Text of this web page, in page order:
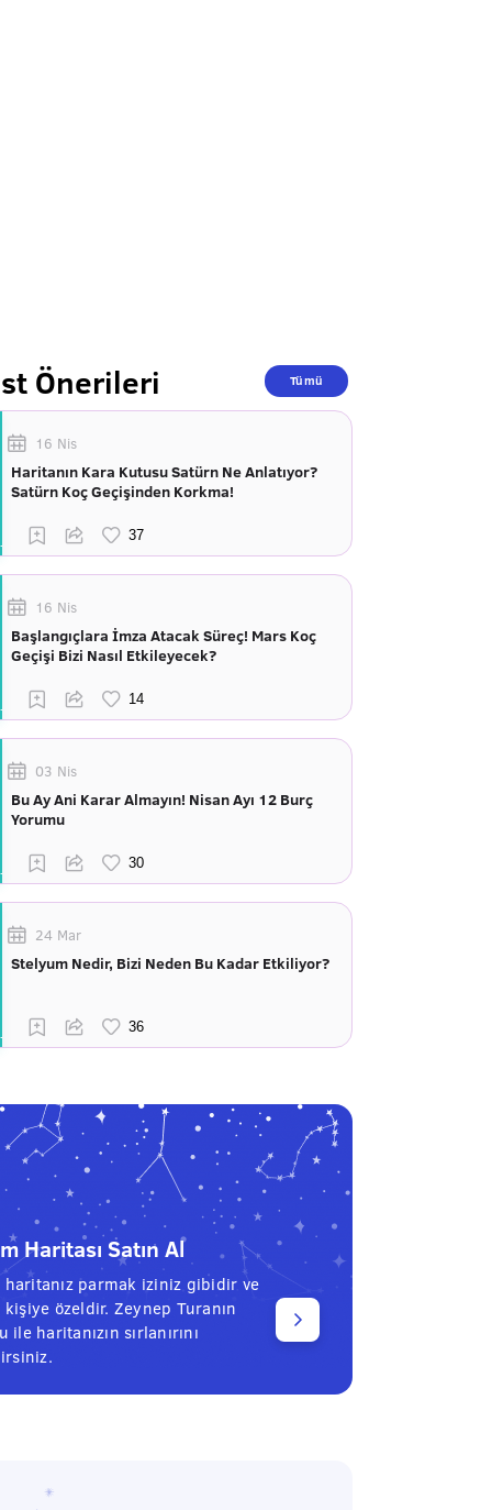
Önerileri Tümü
16 Nis
Haritanın Kara Kutusu Satürn Ne Anlatıyor?
Satürn Koç Geçişinden Korkma!
16 Nis
Başlangıçlara İmza Atacak Süreç! Mars Koç
Geçişi Bizi Nasıl Etkileyecek?
03 Nis
Bu Ay Ani Karar Almayın! Nisan Ayı 12 Burç
Yorumu
24 Mar
Stelyum Nedir, Bizi Neden Bu Kadar Etkiliyor?
Haritası Satın Al
haritanız parmak iziniz gibidir ve
kişiye özeldir. Zeynep Turanın
ile haritanızın sırlanırını